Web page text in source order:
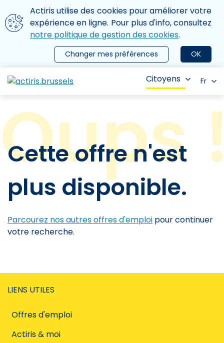
Aller au contenu principal
Nous utilisons des cookies
Actiris utilise des cookies pour améliorer votre
expérience en ligne. Pour plus d'info, consultez
notre politique de gestion des cookies.
OK
Changer mes préférences
le menu
Citoyens Fr
Cette offre n'est
plus disponible.
Parcourez nos autres offres d'emploi pour continuer
votre recherche.
LIENS UTILES
Offres d'emploi
Actiris & moi